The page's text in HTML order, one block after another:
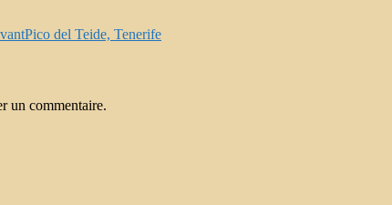
Pico del Teide, Tenerife
un commentaire.